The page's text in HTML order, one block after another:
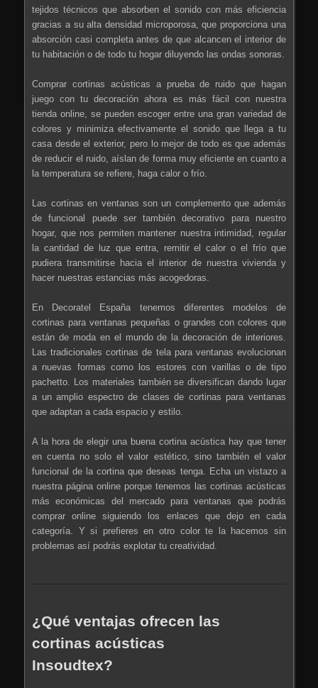
tejidos técnicos que absorben el sonido con más eficiencia
gracias a su alta densidad microporosa, que proporciona una
absorción casi completa antes de que alcancen el interior de
tu habitación o de todo tu hogar diluyendo las ondas sonoras.
Comprar cortinas acústicas a prueba de ruido que hagan
juego con tu decoración ahora es más fácil con nuestra
tienda online, se pueden escoger entre una gran variedad de
colores y minimiza efectivamente el sonido que llega a tu
casa desde el exterior, pero lo mejor de todo es que además
de reducir el ruido, aíslan de forma muy eficiente en cuanto a
la temperatura se refiere, haga calor o frío.
Las cortinas en ventanas son un complemento que además
de funcional puede ser también decorativo para nuestro
hogar, que nos permiten mantener nuestra intimidad, regular
la cantidad de luz que entra, remitir el calor o el frío que
pudiera transmitirse hacia el interior de nuestra vivienda y
hacer nuestras estancias más acogedoras.
En Decoratel España tenemos diferentes modelos de
cortinas para ventanas pequeñas o grandes con colores que
están de moda en el mundo de la decoración de interiores.
Las tradicionales cortinas de tela para ventanas evolucionan
a nuevas formas como los estores con varillas o de tipo
pachetto. Los materiales también se diversifican dando lugar
a un amplio espectro de clases de cortinas para ventanas
que adaptan a cada espacio y estilo.
A la hora de elegir una buena cortina acústica hay que tener
en cuenta no solo el valor estético, sino también el valor
funcional de la cortina que deseas tenga. Echa un vistazo a
nuestra página online porque tenemos las cortinas acústicas
más económicas del mercado para ventanas que podrás
comprar online siguiendo los enlaces que dejo en cada
categoría. Y si prefieres en otro color te la hacemos sin
problemas así podrás explotar tu creatividad.
¿Qué ventajas ofrecen las
cortinas acústicas
Insoudtex?